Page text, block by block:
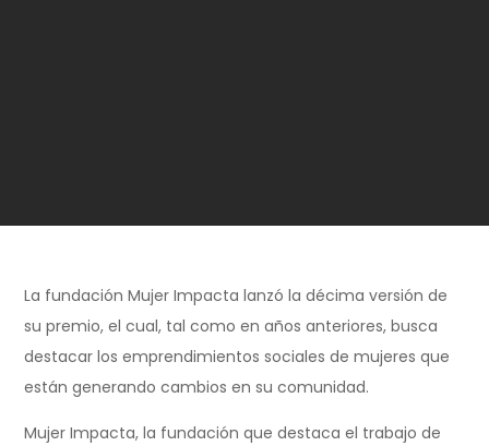
La fundación Mujer Impacta lanzó la décima versión de
su premio, el cual, tal como en años anteriores, busca
destacar los emprendimientos sociales de mujeres que
están generando cambios en su comunidad.
Mujer Impacta, la fundación que destaca el trabajo de